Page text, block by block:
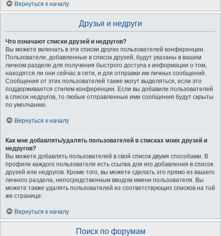
Вернуться к началу
Друзья и недруги
Что означают списки друзей и недругов?
Вы можете включать в эти списки других пользователей конференции.
Пользователи, добавленные в список друзей, будут указаны в вашем
личном разделе для получения быстрого доступа к информации о том,
находятся ли они сейчас в сети, и для отправки им личных сообщений.
Сообщения от этих пользователей также могут выделяться, если это
поддерживается стилем конференции. Если вы добавили пользователей
в список недругов, то любые отправленные ими сообщения будут скрыты
по умолчанию.
Вернуться к началу
Как мне добавлять/удалять пользователей в списках моих друзей и
недругов?
Вы можете добавлять пользователей в свой список двумя способами. В
профиле каждого пользователя есть ссылка для его добавления в список
друзей или недругов. Кроме того, вы можете сделать это прямо из вашего
личного раздела, непосредственным вводом имени пользователя. Вы
можете также удалять пользователей из соответствующих списков на той
же странице.
Вернуться к началу
Поиск по форумам